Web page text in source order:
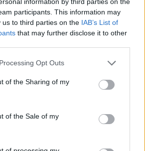
participants. This information may
us to third parties on the IAB’s List of
that may further disclose it to other
Opt Outs
of the Sharing of my
of the Sale of my
είτε όχι, θέλω να τη δω και να την
της πω ότι την αγαπώ. Νόμιζα
περισσότερα